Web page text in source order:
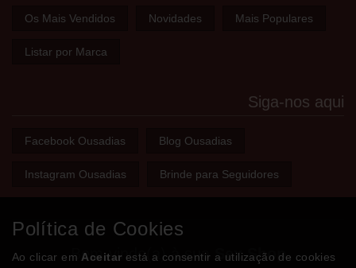
Os Mais Vendidos Novidades Mais Populares
Listar por Marca
Siga-nos aqui
Facebook Ousadias Blog Ousadias
Instagram Ousadias Brinde para Seguidores
Bem-vindo(a) à sua Sex Shop
Política de Cookies
Ao clicar em Aceitar está a consentir a utilização de cookies